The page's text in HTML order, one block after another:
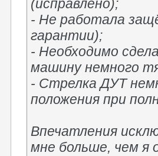
(исправлено);
- Не работала
гарантии);
- Необходимо
машину немного
- Стрелка ДУТ
положения при
Впечатления
мне больше, чем я